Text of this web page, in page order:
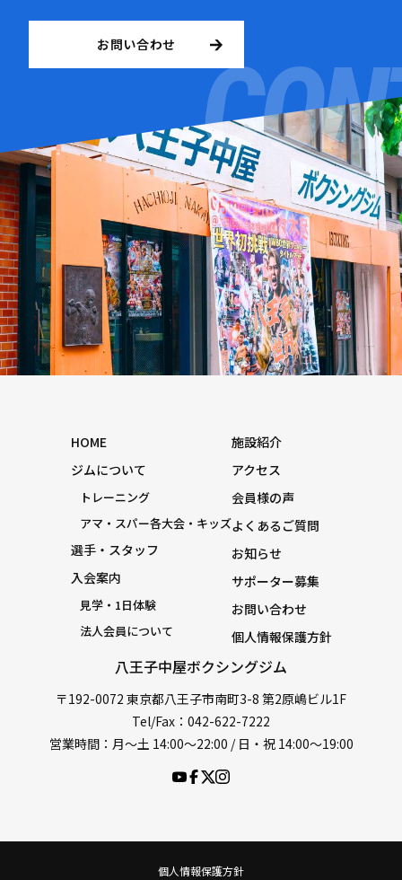
お問い合わせ
八王子中屋ボクシングジム
〒192-0072 東京都八王子市南町3-8 第2原嶋ビル1F
Tel/Fax：042-622-7222
営業時間：月〜土 14:00〜22:00 / 日・祝 14:00〜19:00
HOME
ジムについて
トレーニング
アマ・スパー各大会・キッズ
選手・スタッフ
入会案内
見学・1日体験
法人会員について
施設紹介
アクセス
会員様の声
よくあるご質問
お知らせ
サポーター募集
お問い合わせ
個人情報保護方針
個人情報保護方針